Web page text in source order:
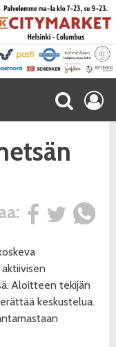
Aloitteen tekijän
keskustelua.